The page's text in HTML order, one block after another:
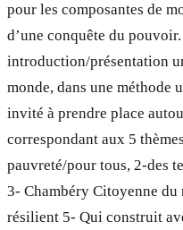
pour les composantes de
d’une conquête du
introduction/présentation
monde, dans une méthode
invité à prendre place
correspondant aux 5
pauvreté/pour tous, 2-des
3- Chambéry Citoyenne
résilient 5- Qui construit